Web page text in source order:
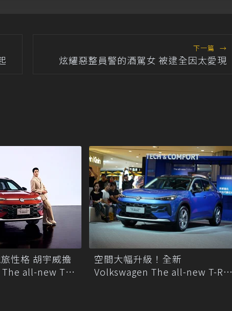
下一篇 →
炫耀惡整員警的酒駕女 被逮全因太愛現
性格 胡宇威擔
all-new T-
空間大幅升級！全新
Volkswagen The all-new T-Roc